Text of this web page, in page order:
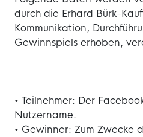
durch die Erhard Bürk-
Kommunikation,
Gewinnspiels erhoben,
• Teilnehmer: Der
Nutzername.
• Gewinner: Zum Zwecke